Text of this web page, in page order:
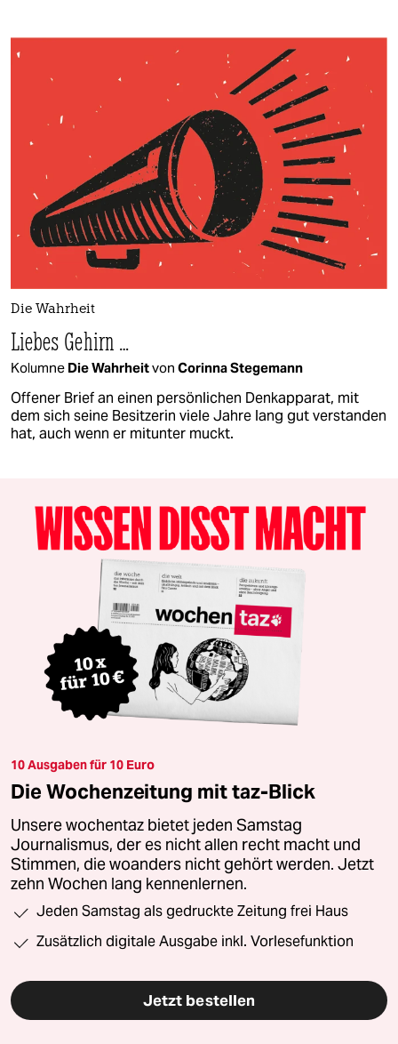
Die Wahrheit
Liebes Gehirn …
Kolumne Die Wahrheitvon Corinna Stegemann
Offener Brief an einen persönlichen Denkapparat, mit
dem sich seine Besitzerin viele Jahre lang gut verstanden
hat, auch wenn er mitunter muckt.
10 Ausgaben für 10 Euro
Die Wochenzeitung mit taz-Blick
Unsere wochentaz bietet jeden Samstag
Journalismus, der es nicht allen recht macht und
Stimmen, die woanders nicht gehört werden. Jetzt
zehn Wochen lang kennenlernen.
Jeden Samstag als gedruckte Zeitung frei Haus
Zusätzlich digitale Ausgabe inkl. Vorlesefunktion
Jetzt bestellen